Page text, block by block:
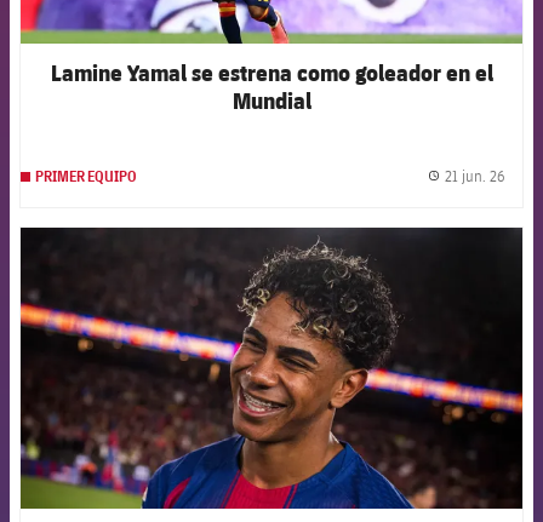
Lamine Yamal se estrena como goleador en el
Mundial
PRIMER EQUIPO 21 jun. 26
FCB Barcelona badge